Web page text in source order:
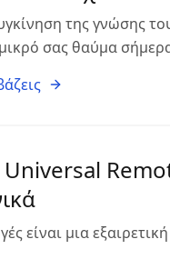
της γνώσης
σας θαύμα
είναι μια